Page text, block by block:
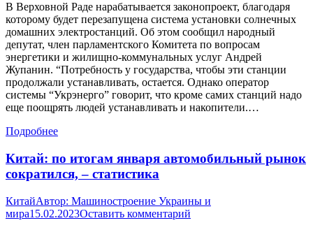
В Верховной Раде нарабатывается законопроект, благодаря
которому будет перезапущена система установки солнечных
домашних электростанций. Об этом сообщил народный
депутат, член парламентского Комитета по вопросам
энергетики и жилищно-коммунальных услуг Андрей
Жупанин. “Потребность у государства, чтобы эти станции
продолжали устанавливать, остается. Однако оператор
системы “Укрэнерго” говорит, что кроме самих станций надо
еще поощрять людей устанавливать и накопители.…
Подробнее
Китай: по итогам января автомобильный рынок
сократился, – статистика
КитайАвтор: Машиностроение Украины и
мира15.02.2023Оставить комментарий